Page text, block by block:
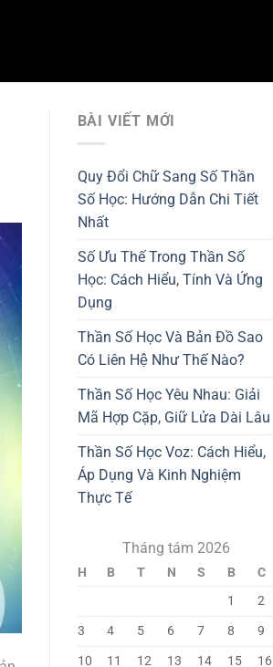
BÀI VIẾT MỚI
Quy Đổi Chữ Sang Số Thần
Số Học: Hướng Dẫn Chi Tiết
Nhất
Số Ưu Thế Trong Thần Số
Học: Cách Hiểu, Tính Và Ứng
Dụng
Thần Số Học Và Bản Đồ Sao
Có Liên Hệ Như Thế Nào?
Thần Số Học Yêu Nhau: Giải
Mã Hợp Cặp, Giữ Lửa Dài Lâu
Thần Số Học Voz: Cách Hiểu,
Áp Dụng Và Kinh Nghiệm
Thực Tế
Tháng tám 2026
H B T N S B
C
1
2
3
4 5 6 7 8
9
10
11 12 13 14 15
16